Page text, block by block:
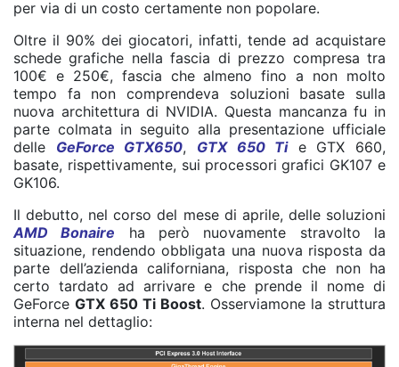
per via di un costo certamente non popolare.
Oltre il 90% dei giocatori, infatti, tende ad acquistare
schede grafiche nella fascia di prezzo compresa tra
100€ e 250€, fascia che almeno fino a non molto
tempo fa non comprendeva soluzioni basate sulla
nuova architettura di NVIDIA. Questa mancanza fu in
parte colmata in seguito alla presentazione ufficiale
delle GeForce GTX650, GTX 650 Tie GTX 660,
basate, rispettivamente, sui processori grafici GK107 e
GK106.
Il debutto, nel corso del mese di aprile, delle soluzioni
AMD Bonaire ha però nuovamente stravolto la
situazione, rendendo obbligata una nuova risposta da
parte dell’azienda californiana, risposta che non ha
certo tardato ad arrivare e che prende il nome di
GeForce GTX 650 Ti Boost. Osserviamone la struttura
interna nel dettaglio: